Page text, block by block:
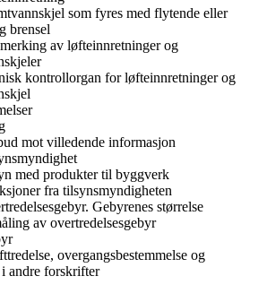
som fyres med flytende eller
brensel
av løfteinnretninger og
kontrollorgan for løfteinnretninger og
mot villedende informasjon
med produkter til byggverk
fra tilsynsmyndigheten
Gebyrenes størrelse
av overtredelsesgebyr
overgangsbestemmelse og
andre forskrifter